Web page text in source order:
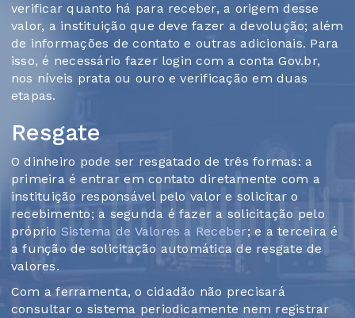
verificar quanto há para receber, a origem desse
valor, a instituição que deve fazer a devolução; além
de informações de contato e outras adicionais. Para
isso, é necessário fazer login com a conta Gov.br,
nos níveis prata ou ouro e verificação em duas
etapas.
Resgate
O dinheiro pode ser resgatado de três formas: a
primeira é entrar em contato diretamente com a
instituição responsável pelo valor e solicitar o
recebimento; a segunda é fazer a solicitação pelo
próprio Sistema de Valores a Receber; e a terceira é
a função de solicitação automática de resgate de
valores.
Com a ferramenta, o cidadão não precisará
consultar o sistema periodicamente nem registrar